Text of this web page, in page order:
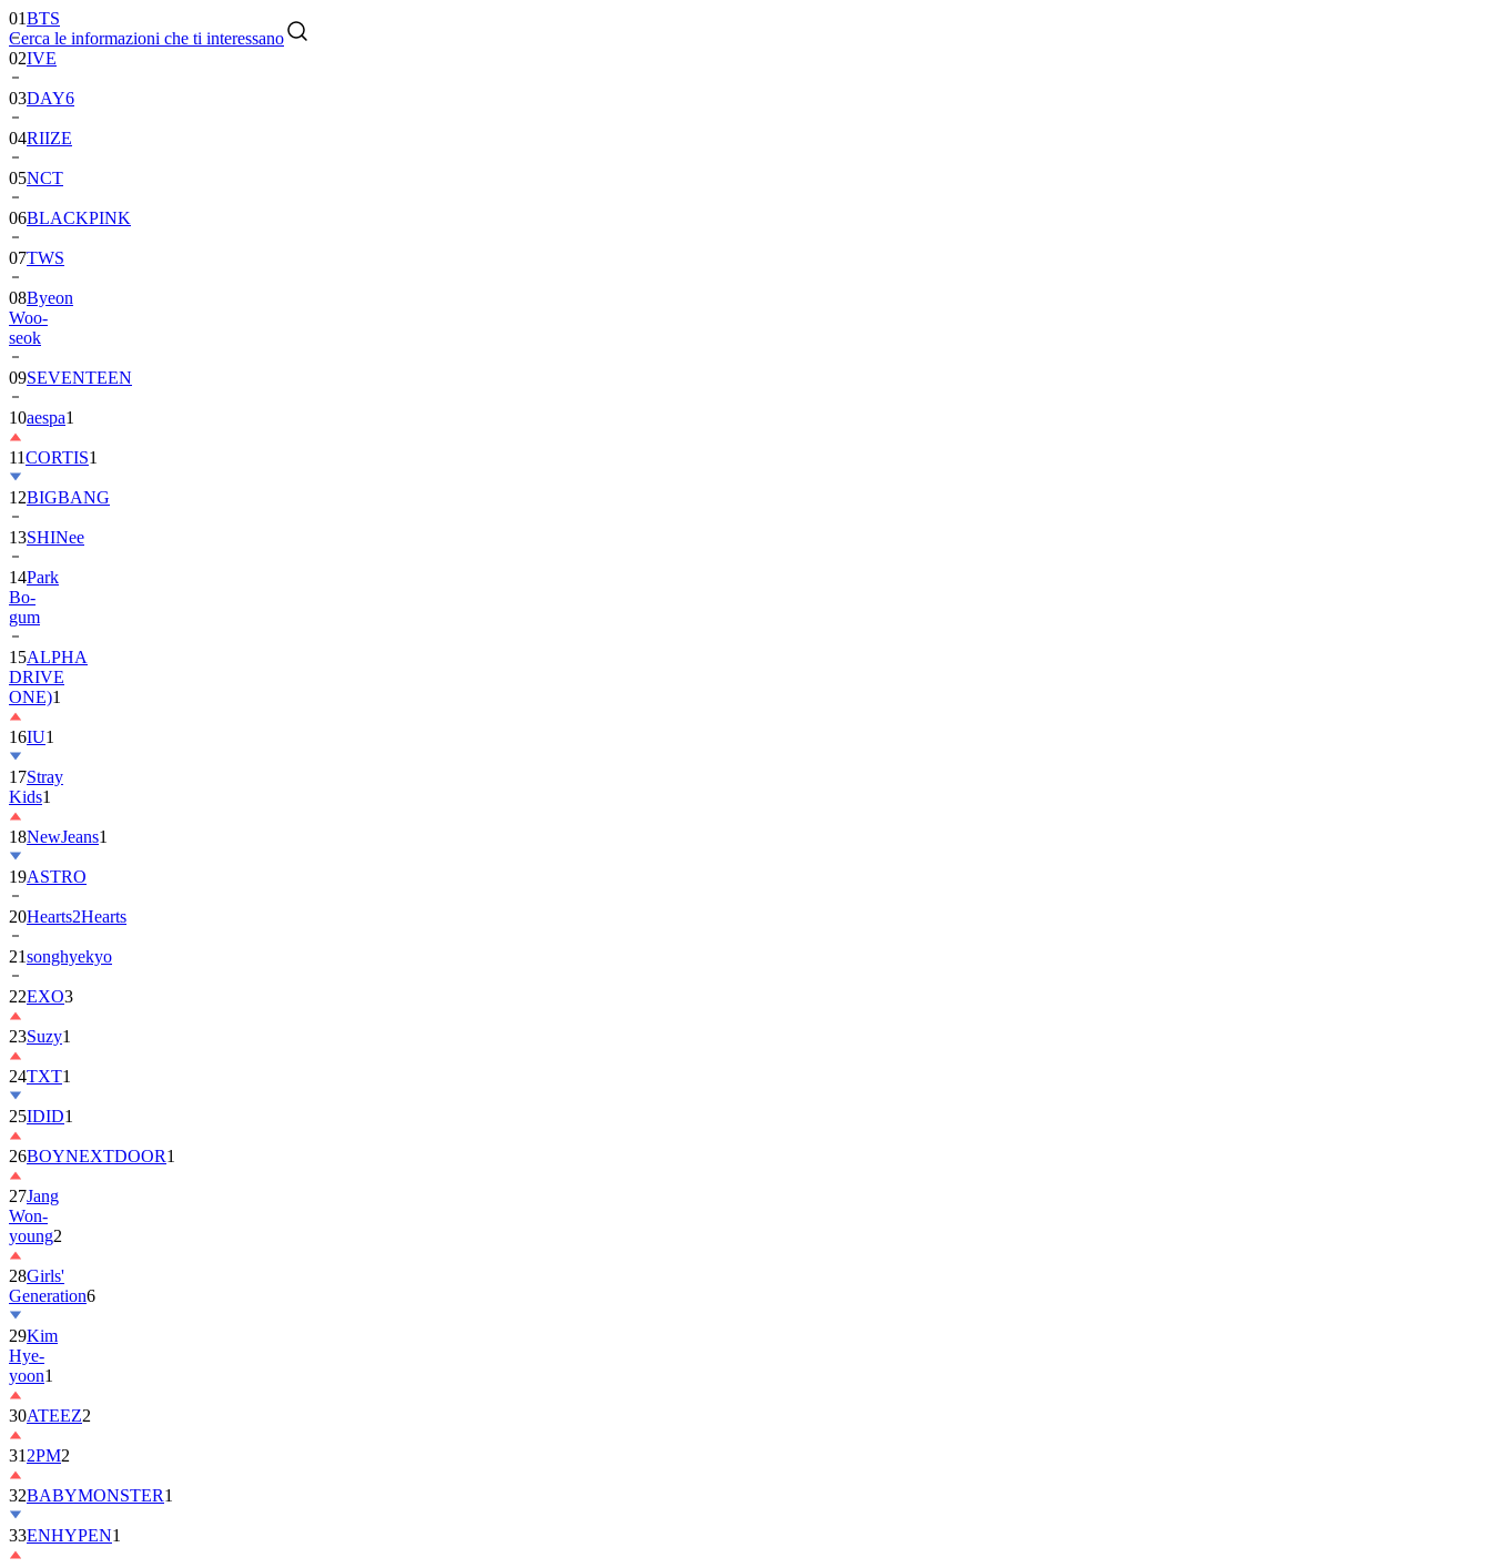
Cerca le informazioni che ti interessano
01BTS
02IVE
03DAY6
04RIIZE
05NCT
06BLACKPINK
07TWS
08Byeon
Woo-
seok
09SEVENTEEN
10aespa1
11CORTIS1
12BIGBANG
13SHINee
14Park
Bo-
gum
15ALPHA
DRIVE
ONE)1
16IU1
17Stray
Kids1
18NewJeans1
19ASTRO
20Hearts2Hearts
21songhyekyo
22EXO3
23Suzy1
24TXT1
25IDID1
26BOYNEXTDOOR1
27Jang
Won-
young2
28Girls'
Generation6
29Kim
Hye-
yoon1
30ATEEZ2
31 2PM2
32BABYMONSTER1
33ENHYPEN1